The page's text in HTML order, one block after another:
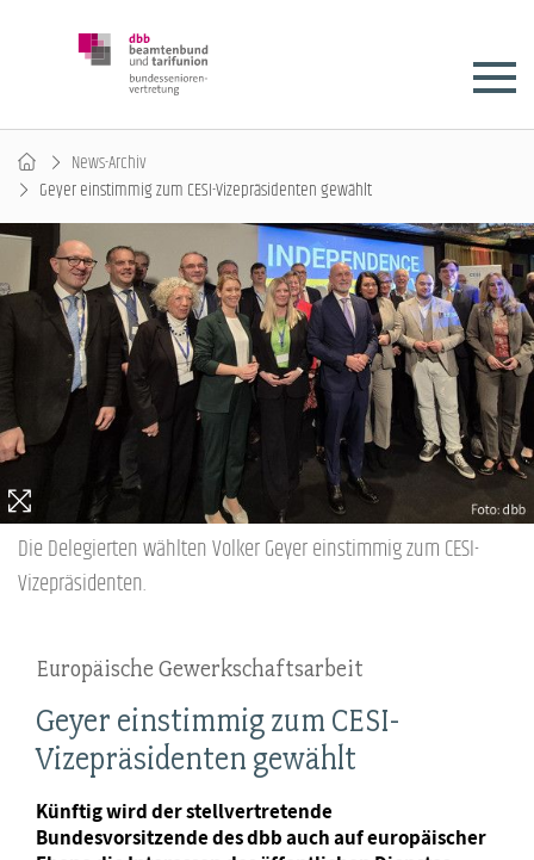
News-Archiv
Geyer einstimmig zum CESI-Vizepräsidenten gewählt
Die Delegierten wählten Volker Geyer einstimmig zum CESI-
Vizepräsidenten.
Europäische Gewerkschaftsarbeit
Geyer einstimmig zum CESI-
Vizepräsidenten gewählt
Künftig wird der stellvertretende
Bundesvorsitzende des dbb auch auf europäischer